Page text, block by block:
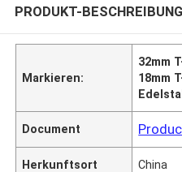
PRODUKT-BESCHREIBUNG
Markieren:
32mm
18mm
Document
Herkunftsort China